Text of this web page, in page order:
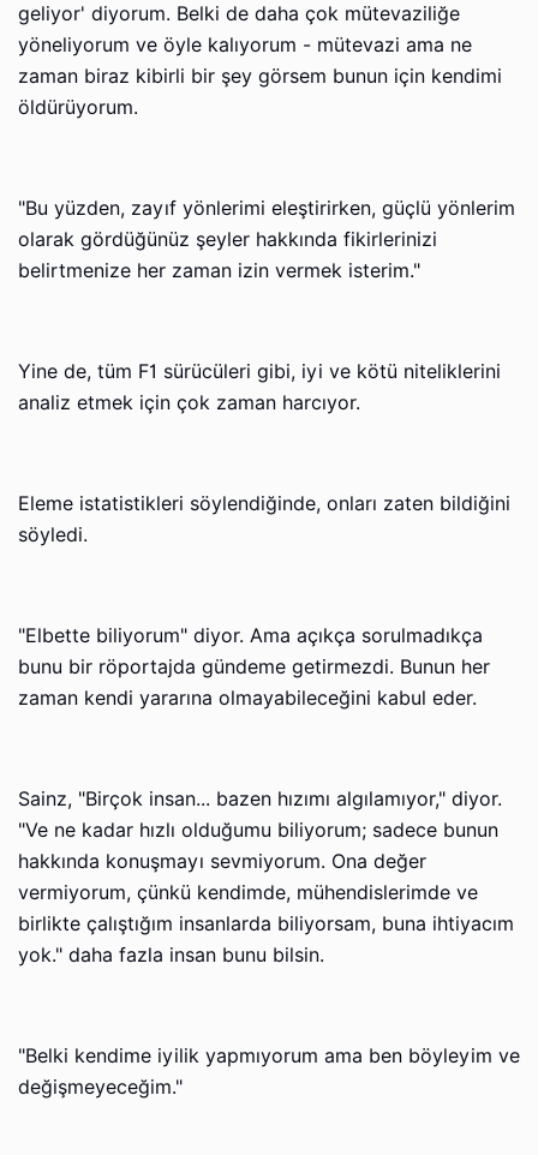
geliyor' diyorum. Belki de daha çok mütevaziliğe
yöneliyorum ve öyle kalıyorum - mütevazi ama ne
zaman biraz kibirli bir şey görsem bunun için kendimi
öldürüyorum.
"Bu yüzden, zayıf yönlerimi eleştirirken, güçlü yönlerim
olarak gördüğünüz şeyler hakkında fikirlerinizi
belirtmenize her zaman izin vermek isterim."
Yine de, tüm F1 sürücüleri gibi, iyi ve kötü niteliklerini
analiz etmek için çok zaman harcıyor.
Eleme istatistikleri söylendiğinde, onları zaten bildiğini
söyledi.
"Elbette biliyorum" diyor. Ama açıkça sorulmadıkça
bunu bir röportajda gündeme getirmezdi. Bunun her
zaman kendi yararına olmayabileceğini kabul eder.
Sainz, "Birçok insan... bazen hızımı algılamıyor," diyor.
"Ve ne kadar hızlı olduğumu biliyorum; sadece bunun
hakkında konuşmayı sevmiyorum. Ona değer
vermiyorum, çünkü kendimde, mühendislerimde ve
birlikte çalıştığım insanlarda biliyorsam, buna ihtiyacım
yok." daha fazla insan bunu bilsin.
"Belki kendime iyilik yapmıyorum ama ben böyleyim ve
değişmeyeceğim."